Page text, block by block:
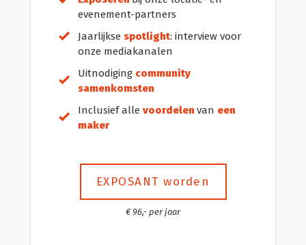
evenement-partners
Jaarlijkse spotlight: interview voor
onze mediakanalen
Uitnodiging community
samenkomsten
Inclusief alle voordelen van een
maker
EXPOSANT worden
€ 96,- per jaar